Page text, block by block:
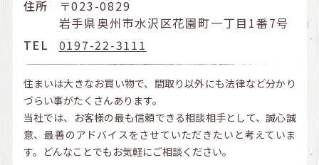
住所
〒023-0829
岩手県奥州市水沢区花園町一丁目1番7号
TEL
0197-22-3111
住まいは大きなお買い物で、間取り以外にも法律など分かり
づらい事がたくさんあります。
当社では、お客様の最も信頼できる相談相手として、誠心誠
意、最善のアドバイスをさせていただきたいと考えていま
す。どんなことでもお気軽にご相談ください。